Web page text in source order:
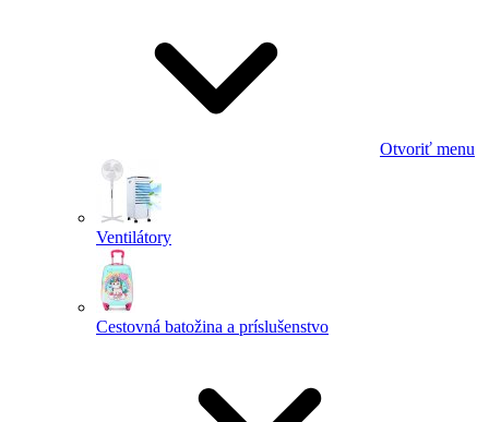
Otvoriť menu
Ventilátory
Cestovná batožina a príslušenstvo